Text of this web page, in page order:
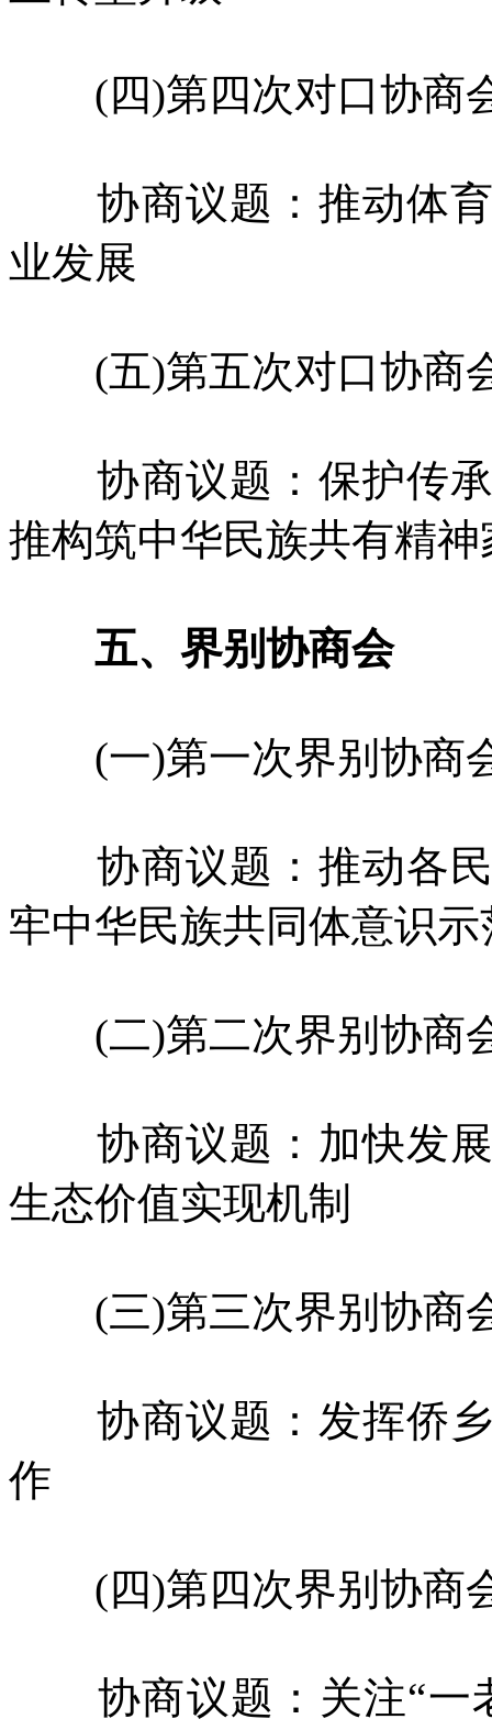
(四)第四次对口协商
协商议题：推动体育
业发展
(五)第五次对口协商
协商议题：保护传承
推构筑中华民族共有精神
五、界别协商会
(一)第一次界别协商
协商议题：推动各民
牢中华民族共同体意识
(二)第二次界别协商
协商议题：加快发展
生态价值实现机制
(三)第三次界别协商
协商议题：发挥侨乡
作
(四)第四次界别协商
协商议题：关注“一